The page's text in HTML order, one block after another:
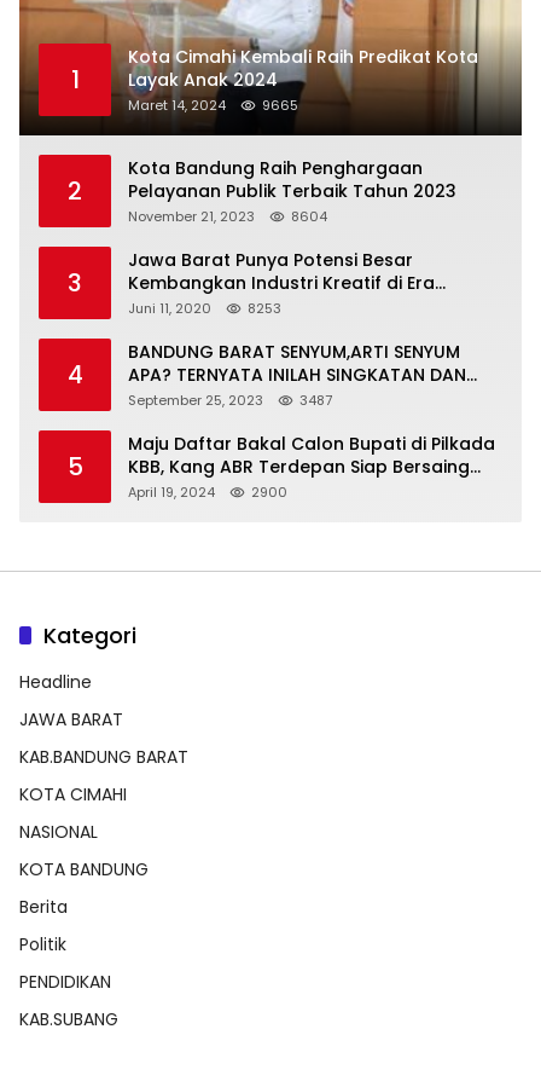
1
Kota Cimahi Kembali Raih Predikat Kota
Layak Anak 2024
Maret 14, 2024 9665
2
Kota Bandung Raih Penghargaan
Pelayanan Publik Terbaik Tahun 2023
November 21, 2023 8604
3
Jawa Barat Punya Potensi Besar
Kembangkan Industri Kreatif di Era
Normal Baru
Juni 11, 2020 8253
4
BANDUNG BARAT SENYUM,ARTI SENYUM
APA? TERNYATA INILAH SINGKATAN DAN
MAKNANYA
September 25, 2023 3487
5
Maju Daftar Bakal Calon Bupati di Pilkada
KBB, Kang ABR Terdepan Siap Bersaing
Dengan Balon Lainnya
April 19, 2024 2900
Kategori
Headline
JAWA BARAT
KAB.BANDUNG BARAT
KOTA CIMAHI
NASIONAL
KOTA BANDUNG
Berita
Politik
PENDIDIKAN
KAB.SUBANG